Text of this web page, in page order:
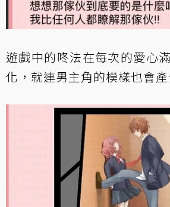
遊戲中的咚法在每次的愛心
化，就連男主角的模樣也會產